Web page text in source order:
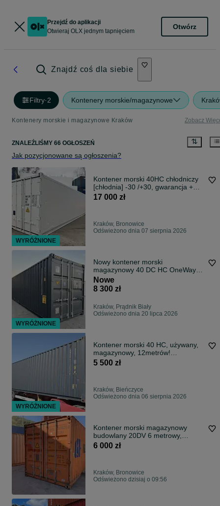
Przejdź do aplikacji
Otwieraj OLX jednym tapnięciem
Otwórz
Znajdź coś dla siebie
Filtry·2 Kontenery morskie/magazynowe
Kontenery morskie i magazynowe Kraków Zobacz
ZNALEŹLIŚMY 66 OGŁOSZEŃ
Jak pozycjonowane są ogłoszenia?
Kontener morski 40HC chłodniczy
[chłodnia] -30 /+30, gwarancja +
serwis!
17 000 zł
Kraków, Bronowice
Odświeżono dnia 07 sierpnia 2026
Nowy kontener morski
magazynowy 40 DC HC OneWay |
Duży wybór | Od ręki
Nowe
8 300 zł
Kraków, Prądnik Biały
Odświeżono dnia 20 lipca 2026
Kontener morski 40 HC, używany,
magazynowy, 12metrów!
Podwyższany
5 500 zł
Kraków, Bieńczyce
Odświeżono dnia 06 sierpnia 2026
Kontener morski magazynowy
budowlany 20DV 6 metrowy,
transport HDS, lok Kraków!
6 000 zł
Kraków, Bronowice
Odświeżono dzisiaj o 09:56
WYRÓŻNIONE
WYRÓŻNIONE
WYRÓŻNIONE